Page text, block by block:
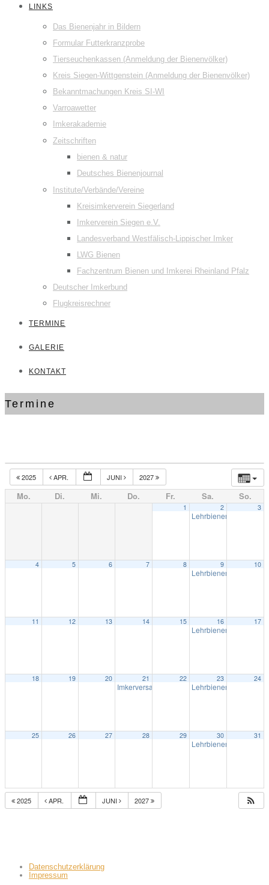
LINKS
Das Bienenjahr in Bildern
Formular Futterkranzprobe
Tierseuchenkassen (Anmeldung der Bienenvölker)
Kreis Siegen-Wittgenstein (Anmeldung der Bienenvölker)
Bekanntmachungen Kreis SI-WI
Varroawetter
Imkerakademie
Zeitschriften
bienen & natur
Deutsches Bienenjournal
Institute/Verbände/Vereine
Kreisimkerverein Siegerland
Imkerverein Siegen e.V.
Landesverband Westfälisch-Lippischer Imker
LWG Bienen
Fachzentrum Bienen und Imkerei Rheinland Pfalz
Deutscher Imkerbund
Flugkreisrechner
TERMINE
GALERIE
KONTAKT
Termine
2025 APR. JUNI 2027
Mo. Di. Mi. Do. Fr. Sa. So.
1 2
Lehrbienenstand
3
4 5 6 7 8 9
Lehrbienenstand
10
11 12 13 14 15 16
Lehrbienenstand
17
18 19 20 21
Imkerversammlung 19:30
22 23
Lehrbienenstand
24
25 26 27 28 29 30
Lehrbienenstand
31
2025 APR. JUNI 2027
Datenschutzerklärung
Impressum